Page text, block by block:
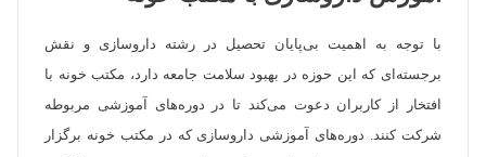
با توجه به اهمیت بی‌پایان تحصیل در رشته داروسازی و نقش
برجسته‌ای که این حوزه در بهبود سلامت جامعه دارد، مکتب خونه با
افتخار از کاربران دعوت می‌کند تا در دوره‌های آموزشی مربوطه
شرکت کنند. دوره‌های آموزشی داروسازی که در مکتب خونه برگزار